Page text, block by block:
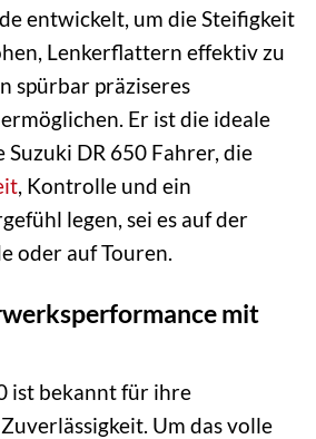
entwickelt, um die Steifigkeit
Lenkerflattern effektiv zu
spürbar präziseres
Er ist die ideale
Suzuki DR 650 Fahrer, die
, Kontrolle und ein
legen, sei es auf der
oder auf Touren.
mit
ist bekannt für ihre
Um das volle